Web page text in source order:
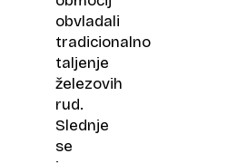
obvladali
tradicionalno
taljenje
železovih
rud.
Slednje
se